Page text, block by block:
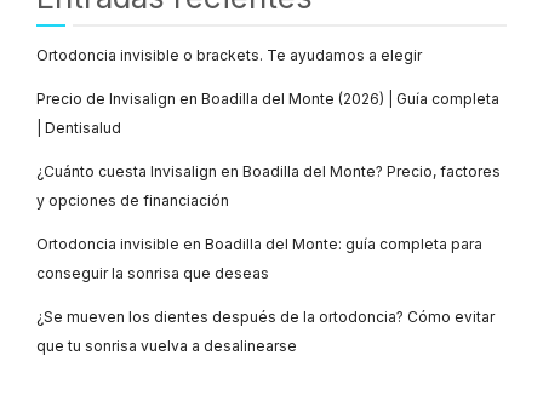
Ortodoncia invisible o brackets. Te ayudamos a elegir
Precio de Invisalign en Boadilla del Monte (2026) | Guía completa
| Dentisalud
¿Cuánto cuesta Invisalign en Boadilla del Monte? Precio, factores
y opciones de financiación
Ortodoncia invisible en Boadilla del Monte: guía completa para
conseguir la sonrisa que deseas
¿Se mueven los dientes después de la ortodoncia? Cómo evitar
que tu sonrisa vuelva a desalinearse